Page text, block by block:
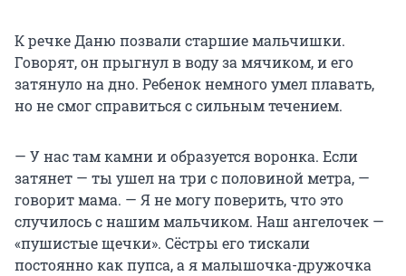
К речке Даню позвали старшие мальчишки.
Говорят, он прыгнул в воду за мячиком, и его
затянуло на дно. Ребенок немного умел плавать,
но не смог справиться с сильным течением.
— У нас там камни и образуется воронка. Если
затянет — ты ушел на три с половиной метра, —
говорит мама. — Я не могу поверить, что это
случилось с нашим мальчиком. Наш ангелочек —
«пушистые щечки». Сёстры его тискали
постоянно как пупса, а я малышочка-дружочка